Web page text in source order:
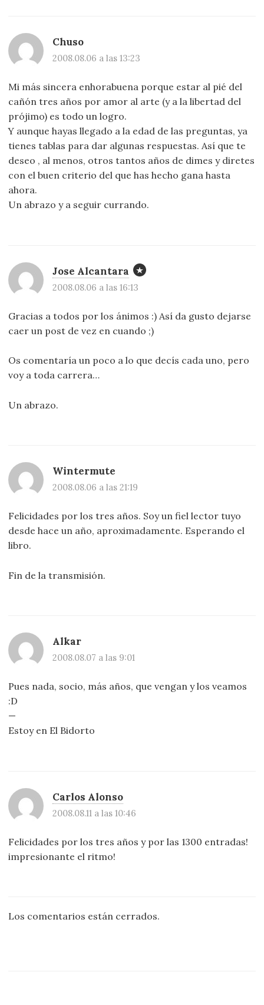
Chuso
2008.08.06 a las 13:23
Mi más sincera enhorabuena porque estar al pié del
cañón tres años por amor al arte (y a la libertad del
prójimo) es todo un logro.
Y aunque hayas llegado a la edad de las preguntas, ya
tienes tablas para dar algunas respuestas. Así que te
deseo , al menos, otros tantos años de dimes y diretes
con el buen criterio del que has hecho gana hasta
ahora.
Un abrazo y a seguir currando.
Jose Alcantara
2008.08.06 a las 16:13
Gracias a todos por los ánimos :) Así da gusto dejarse
caer un post de vez en cuando ;)
Os comentaría un poco a lo que decís cada uno, pero
voy a toda carrera…
Un abrazo.
Wintermute
2008.08.06 a las 21:19
Felicidades por los tres años. Soy un fiel lector tuyo
desde hace un año, aproximadamente. Esperando el
libro.
Fin de la transmisión.
Alkar
2008.08.07 a las 9:01
Pues nada, socio, más años, que vengan y los veamos
:D
—
Estoy en El Bidorto
Carlos Alonso
2008.08.11 a las 10:46
Felicidades por los tres años y por las 1300 entradas!
impresionante el ritmo!
Los comentarios están cerrados.